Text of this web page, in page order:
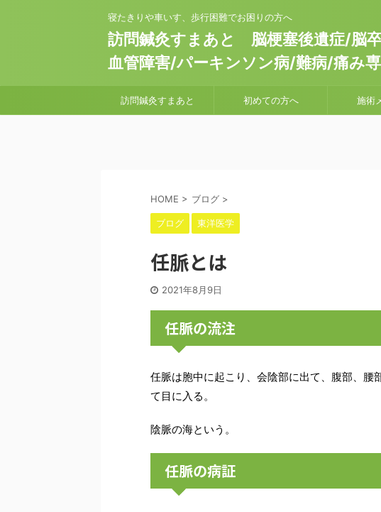
寝たきりや車いす、歩行困難でお困りの方へ
訪問鍼灸すまあと 脳梗塞後遺症/脳
血管障害/パーキンソン病/難病/痛み
訪問鍼灸すまあと 初めての方へ 施術
HOME > ブログ >
ブログ 東洋医学
任脈とは
2021年8月9日
任脈の流注
任脈は胞中に起こり、会陰部に出て、腹部、腰
て目に入る。
陰脈の海という。
任脈の病証